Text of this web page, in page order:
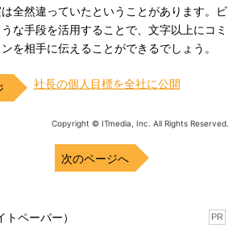
全然違っていたということがあります。ビ
な手段を活用することで、文字以上にコミ
を相手に伝えることができるでしょう。
社長の個人目標を全社に公開
Copyright © ITmedia, Inc. All Rights Reserved.
次のページへ
ペーパー） PR